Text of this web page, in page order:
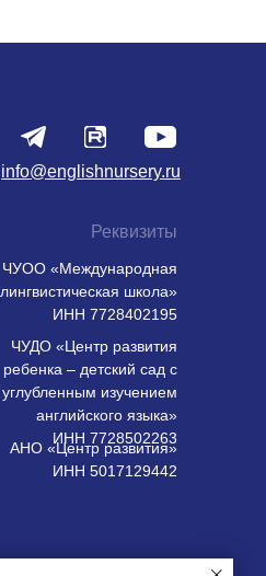
ЧУДО «Центр развития
ребенка – детский сад с
углубленным изучением
английского языка»
ИНН 7728502263
АНО «Центр развития»
ИНН 5017129442
ЧУОО «Международная
лингвистическая школа»
ИНН 7728402195
Реквизиты
info@englishnursery.ru